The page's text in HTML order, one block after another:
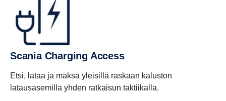
Scania Charging Access
Etsi, lataa ja maksa yleisillä raskaan kaluston
latausasemilla yhden ratkaisun taktiikalla.